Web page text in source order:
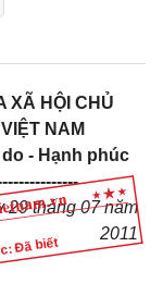
Đã biết
XÃ HỘI CHỦ
NAM
- Hạnh phúc
29 tháng 07 năm
2011